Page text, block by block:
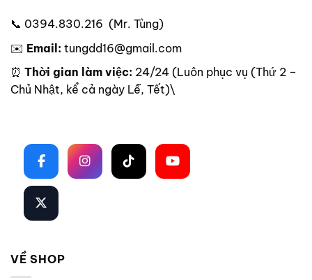
📞 0394.830.216 (Mr. Tùng)
✉️ Email: tungdd16@gmail.com
⏰ Thời gian làm việc: 24/24 (Luôn phục vụ (Thứ 2 –
Chủ Nhật, kể cả ngày Lễ, Tết)\
VỀ SHOP